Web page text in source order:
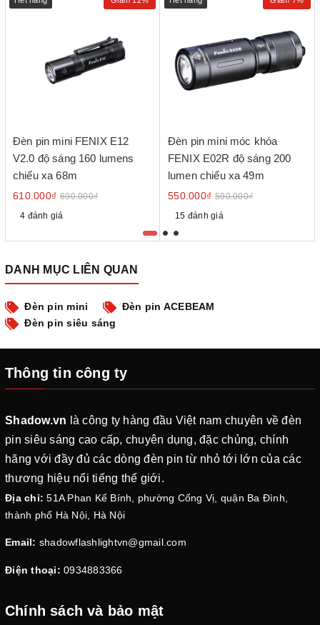
Đèn pin mini FENIX E12
V2.0 độ sáng 160 lumens
chiếu xa 68m
610.000₫ 690.000₫
4 đánh giá
Đèn pin mini móc khóa
FENIX E02R độ sáng 200
lumen chiếu xa 49m
550.000₫ 590.000₫
15 đánh giá
DANH MỤC LIÊN QUAN
Đèn pin mini
Đèn pin ACEBEAM
Đèn pin siêu sáng
Thông tin công ty
Shadow.vn là công ty hàng đầu Việt nam chuyên về đèn
pin siêu sáng cao cấp, chuyên dụng, đặc chủng, chính
hãng với đầy đủ các dòng đèn pin từ nhỏ tới lớn của các
thương hiệu nổi tiếng thế giới.
Địa chỉ: 51A Phan Kế Bính, phường Cống Vị, quận Ba Đình,
thành phố Hà Nội, Hà Nội
Email: shadowflashlightvn@gmail.com
Điện thoại: 0934883366
Chính sách và bảo mật